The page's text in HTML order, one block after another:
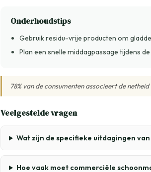
Onderhoudstips
Gebruik residu-vrije producten om
Plan een snelle middagpassage tijdens
78% van de consumenten associeert de
Veelgestelde vragen
Wat zijn de specifieke uitdagingen
Hoe vaak moet commerciële